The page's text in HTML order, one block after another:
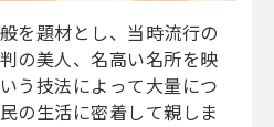
を題材とし、当時流行の
の美人、名高い名所を映
う技法によって大量につ
の生活に密着して親しま